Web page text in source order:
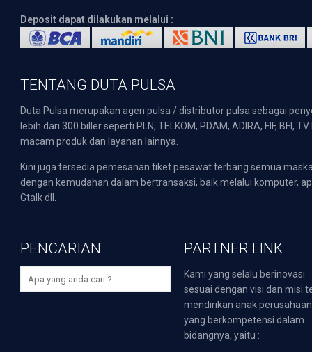
Deposit dapat dilakukan melalui :
TENTANG DUTA PULSA
Duta Pulsa merupakan agen pulsa / distributor pulsa sebagai
lebih dari 300 biller seperti PLN, TELKOM, PDAM, ADIRA, FIF,
macam produk dan layanan lainnya.
Kini juga tersedia pemesanan tiket pesawat terbang semua
dengan kemudahan dalam bertransaksi, baik melalui komputer,
Gtalk dll.
PENCARIAN PARTNER LINK
Kami yang selalu berinovasi
sesuai dengan visi dan misi
mendirikan anak perusahaan
yang berkompetensi dalam
bidangnya, yaitu :